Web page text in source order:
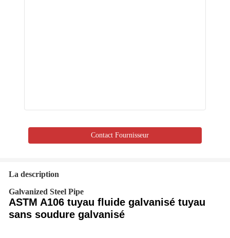
Contact Fournisseur
La description
Galvanized Steel Pipe
ASTM A106 tuyau fluide galvanisé tuyau
sans soudure galvanisé